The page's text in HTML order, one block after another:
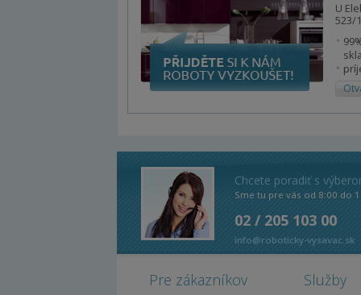
U
523/
Chcete poradiť s
Sme tu pre vás od 8:00 do
02 / 205 103 00
info@roboticky-vysavac.sk
Pre zákazníkov Služby